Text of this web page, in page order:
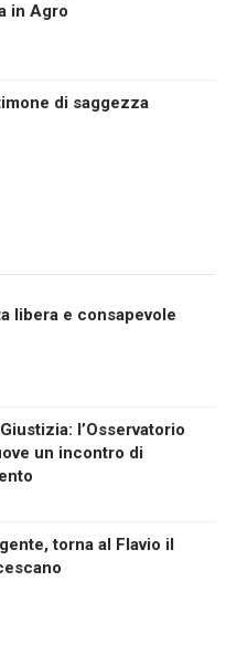
in Agro
di saggezza
libera e consapevole
l’Osservatorio
un incontro di
torna al Flavio il